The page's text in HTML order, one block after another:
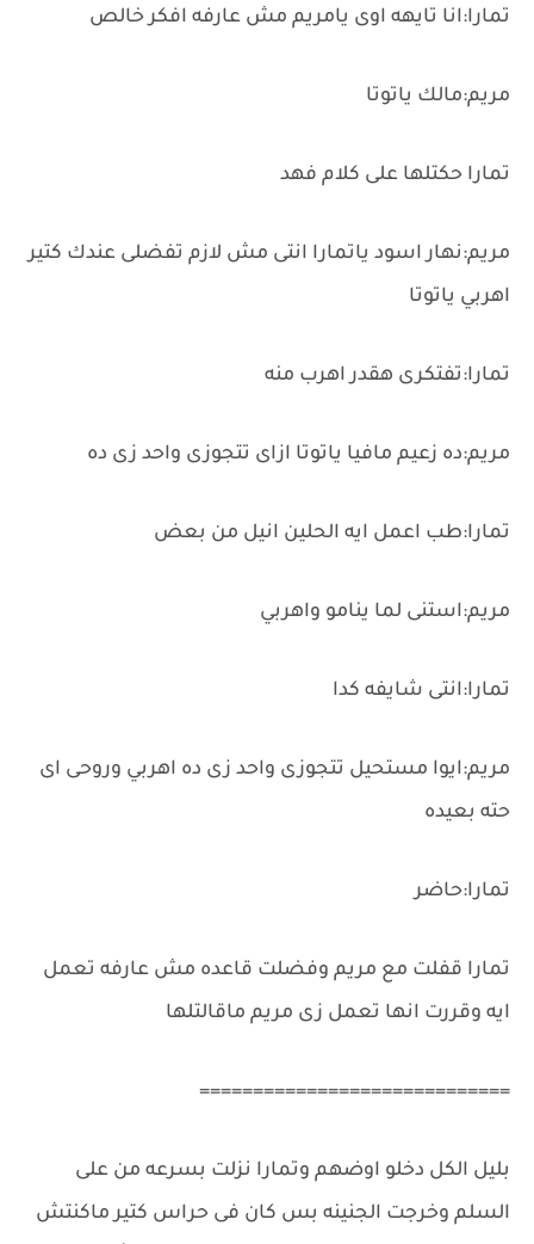
تمارا:انا تايهه اوى يامريم مش عارفه افكر خالص
مريم:مالك ياتوتا
تمارا حكتلها على كلام فهد
مريم:نهار اسود ياتمارا انتى مش لازم تفضلى عندك كتير
اهربي ياتوتا
تمارا:تفتكرى هقدر اهرب منه
مريم:ده زعيم مافيا ياتوتا ازاى تتجوزى واحد زى ده
تمارا:طب اعمل ايه الحلين انيل من بعض
مريم:استنى لما ينامو واهربي
تمارا:انتى شايفه كدا
مريم:ايوا مستحيل تتجوزى واحد زى ده اهربي وروحى اى
حته بعيده
تمارا:حاضر
تمارا قفلت مع مريم وفضلت قاعده مش عارفه تعمل
ايه وقررت انها تعمل زى مريم ماقالتلها
=============================
بليل الكل دخلو اوضهم وتمارا نزلت بسرعه من على
السلم وخرجت الجنينه بس كان فى حراس كتير ماكنتش